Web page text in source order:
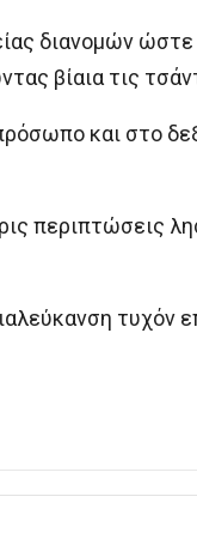
διανομών ώστε
βίαια τις
και στο
περιπτώσεις
τυχόν